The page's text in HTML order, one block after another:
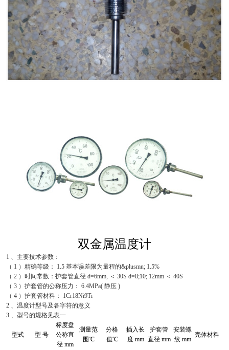
双金属温度计
1 、主要技术参数：
（ 1 ）精确等级： 1.5 基本误差限为量程的&plusmn; 1.5%
（ 2 ）时间常数：护套管直径 d=6mm, ＜ 30S d=8;10; 12mm ＜ 40S
（ 3 ）护套管的公称压力： 6.4MPa( 静压 )
（ 4 ）护套管材料： 1Cr18Ni9Ti
2 、温度计型号及各字符的意义
3 、型号的规格见表一
型式 型 号
标度盘
公称直
径 mm
测量范
围℃
分格
值℃
插入长
度 mm
护套管
直径 mm
安装螺
纹 mm
壳体材料